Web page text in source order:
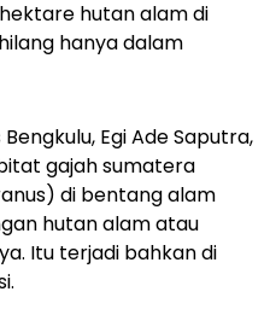
hutan alam di
hanya dalam
Egi Ade Saputra,
gajah sumatera
) di bentang alam
hutan alam atau
Itu terjadi bahkan di